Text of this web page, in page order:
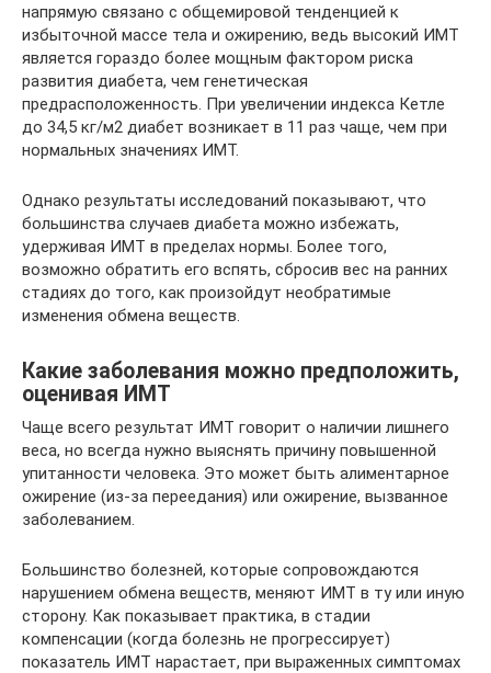
напрямую связано с общемировой тенденцией к
избыточной массе тела и ожирению, ведь высокий ИМТ
является гораздо более мощным фактором риска
развития диабета, чем генетическая
предрасположенность. При увеличении индекса Кетле
до 34,5 кг/м2 диабет возникает в 11 раз чаще, чем при
нормальных значениях ИМТ.
Однако результаты исследований показывают, что
большинства случаев диабета можно избежать,
удерживая ИМТ в пределах нормы. Более того,
возможно обратить его вспять, сбросив вес на ранних
стадиях до того, как произойдут необратимые
изменения обмена веществ.
Какие заболевания можно предположить,
оценивая ИМТ
Чаще всего результат ИМТ говорит о наличии лишнего
веса, но всегда нужно выяснять причину повышенной
упитанности человека. Это может быть алиментарное
ожирение (из-за переедания) или ожирение, вызванное
заболеванием.
Большинство болезней, которые сопровождаются
нарушением обмена веществ, меняют ИМТ в ту или иную
сторону. Как показывает практика, в стадии
компенсации (когда болезнь не прогрессирует)
показатель ИМТ нарастает, при выраженных симптомах